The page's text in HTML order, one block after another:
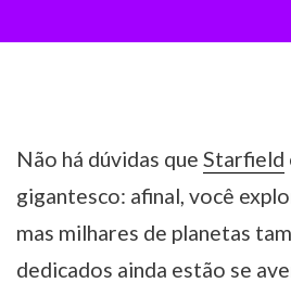
Não há dúvidas que Starfield
gigantesco: afinal, você
mas milhares de planetas
dedicados ainda estão se